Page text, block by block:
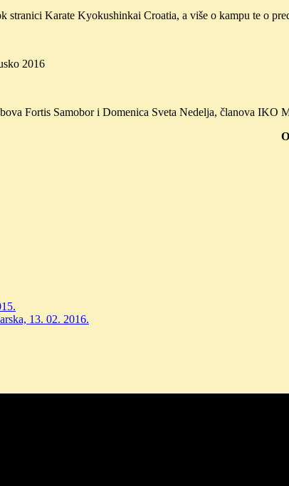
stranici Karate Kyokushinkai Croatia, a više o kampu te o
2016
Fortis Samobor i Domenica Sveta Nedelja, članova
13. 02. 2016.